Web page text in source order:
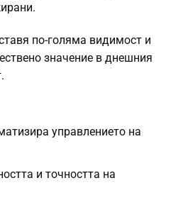
по-голяма видимост и
значение в днешния
управлението на
и точността на